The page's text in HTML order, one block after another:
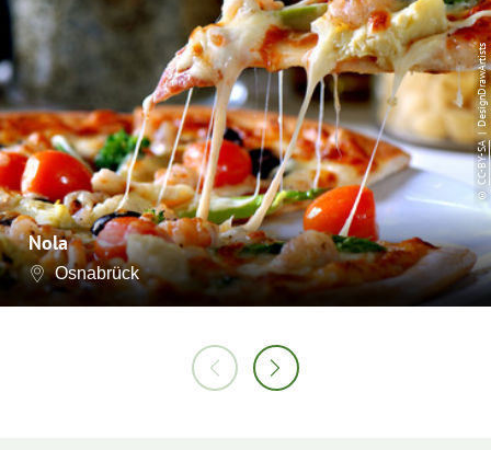
Nola
Osnabrück
©
CC-BY-SA
| DesignDrawArtists